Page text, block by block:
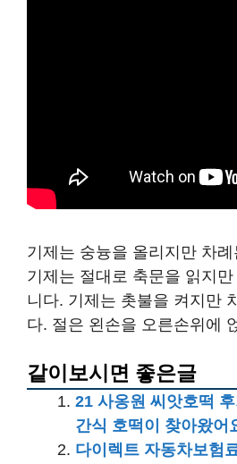
기제는 숭늉을 올리지만 차
기제는 절대로 축문을 읽지
니다. 기제는 촛불을 켜지만
다. 절은 왼손을 오른손위에
같이보시면 좋은글
21 사옹원 씨앗호떡
간식 호떡이 찾아왔어
다이렉트 자동차보험